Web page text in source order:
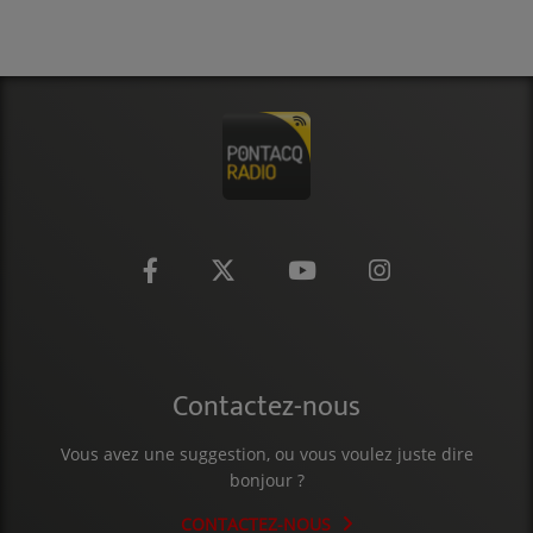
Contactez-nous
Vous avez une suggestion, ou vous voulez juste dire
bonjour ?
CONTACTEZ-NOUS